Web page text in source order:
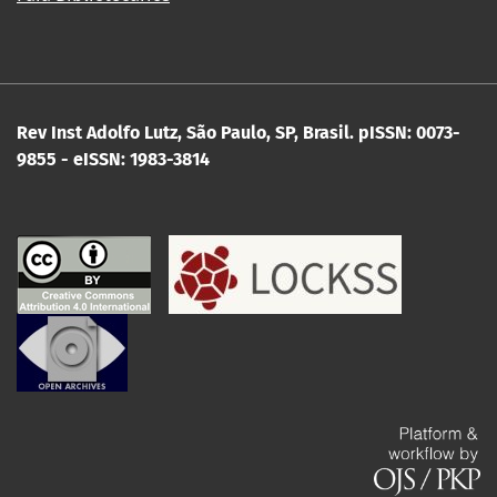
Rev Inst Adolfo Lutz, São Paulo, SP, Brasil. pISSN: 0073-
9855 - eISSN: 1983-3814